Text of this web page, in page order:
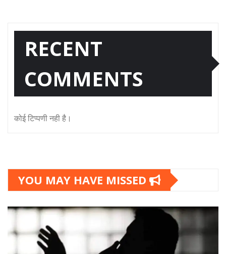
RECENT
COMMENTS
कोई टिप्पणी नही है।
YOU MAY HAVE MISSED